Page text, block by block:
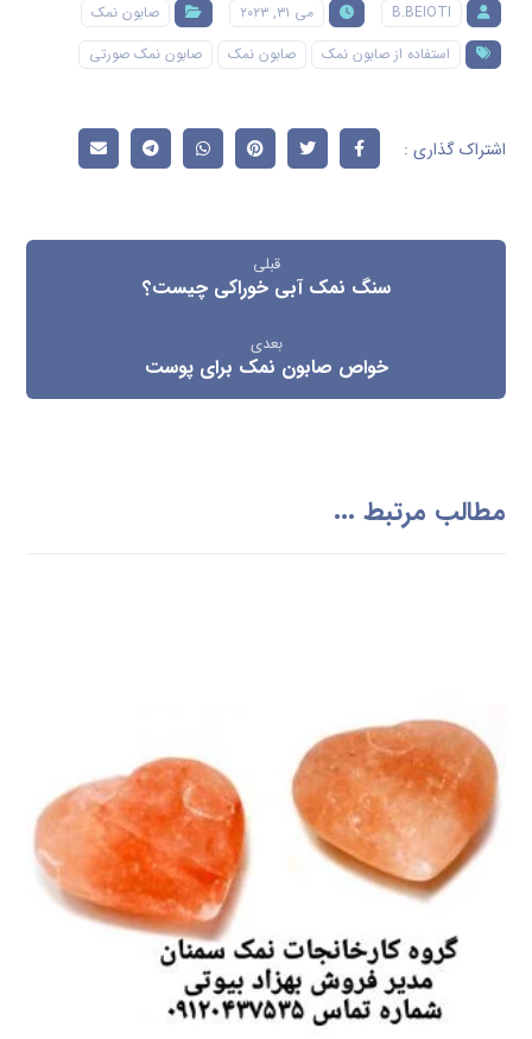
B.BEIOTI می ۳۱, ۲۰۲۳
صابون نمک
استفاده از صابون نمک
صابون نمک صابون نمک صورتی
قبلی
سنگ نمک آبی خوراکی چیست؟
بعدی
خواص صابون نمک برای پوست
مطالب مرتبط ...